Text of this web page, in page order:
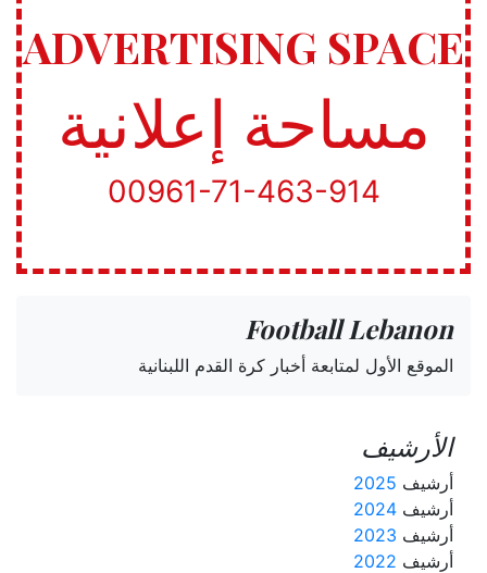
ADVERTISING SPACE
مساحة إعلانية
00961-71-463-914
Football Lebanon
الموقع الأول لمتابعة أخبار كرة القدم اللبنانية
الأرشيف
أرشيف 2025
أرشيف 2024
أرشيف 2023
أرشيف 2022